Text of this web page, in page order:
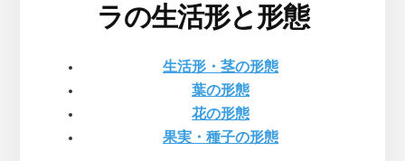
ラの生活形と形態
生活形・茎の形態
葉の形態
花の形態
果実・種子の形態